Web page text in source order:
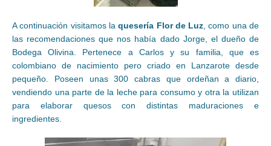
A continuación visitamos laquesería Flor de Luz , como una de
las recomendaciones que nos había dado Jorge, el dueño de
Bodega Olivina. Pertenece a Carlos y su familia, que es
colombiano de nacimiento pero criado en Lanzarote desde
pequeño. Poseen unas 300 cabras que ordeñan a diario,
vendiendo una parte de la leche para consumo y otra la utilizan
para elaborar quesos con distintas maduraciones e
ingredientes.